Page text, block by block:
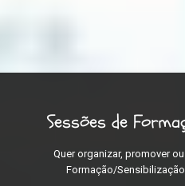
Sessões de
Quer organizar, promover
Formação/